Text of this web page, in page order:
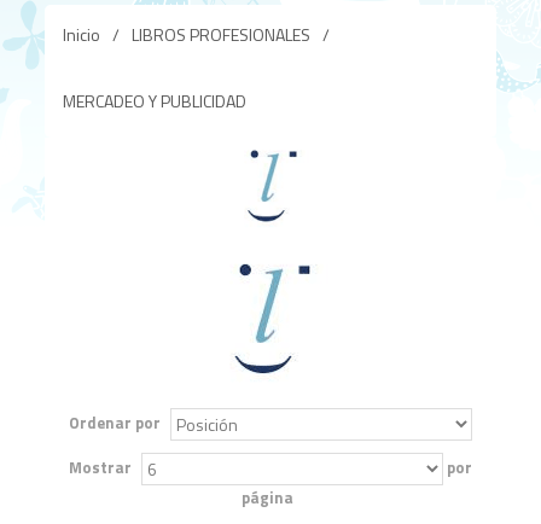
Inicio / LIBROS PROFESIONALES /
MERCADEO Y PUBLICIDAD
Ordenar por
Mostrar
por
página